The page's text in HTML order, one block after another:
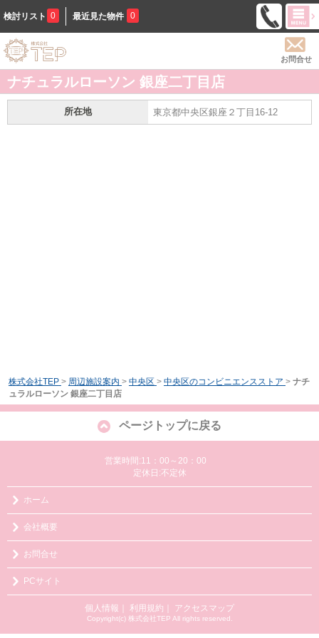
検討リスト 0 最近見た物件 0
お問合せ
ナチュラルローソン 銀座二丁目店
所在地 東京都中央区銀座２丁目16-12
株式会社TEP > 周辺施設案内 > 中央区 > 中央区のコンビニエンスストア > ナチ
ュラルローソン 銀座二丁目店
ページトップに戻る
営業時間:11：00～20：00
定休日:不定休
ホーム
会社概要
お問合せ
PCサイト
個人情報 利用規約 アクセスマップ
Copyright(c) 株式会社TEP All rights reserved.